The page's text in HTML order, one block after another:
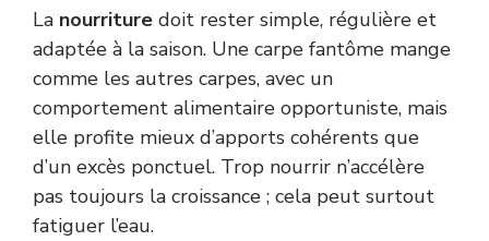
La nourriture doit rester simple, régulière et
adaptée à la saison. Une carpe fantôme mange
comme les autres carpes, avec un
comportement alimentaire opportuniste, mais
elle profite mieux d’apports cohérents que
d’un excès ponctuel. Trop nourrir n’accélère
pas toujours la croissance ; cela peut surtout
fatiguer l’eau.